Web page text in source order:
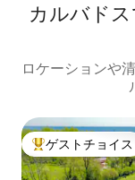
カルバド
ロケーションや
大好評のゲスト
ゲストチョイス